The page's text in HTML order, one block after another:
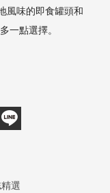
風味的即食罐頭和
一點選擇。
選